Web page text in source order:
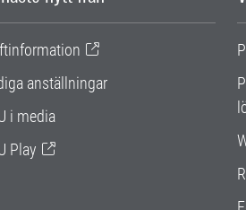
anställningar
i media
Play